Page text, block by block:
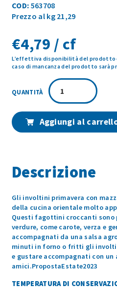
COD: 563708
Prezzo al kg 21,29
€4,79 / cf
L’effettiva disponibilità del prodotto
caso di mancanza del prodotto sarà
INVOLTINI
PRIMAVERA
CON
225GR
Aggiungi al
Descrizione
Gli involtini primavera con
della cucina orientale molto
Questi fagottini croccanti sono
verdure, come carote, verza e
accompagnati da una salsa
minuti in forno o fritti gli
e gustare accompagnati con
amici.PropostaEstate2023
TEMPERATURA DI